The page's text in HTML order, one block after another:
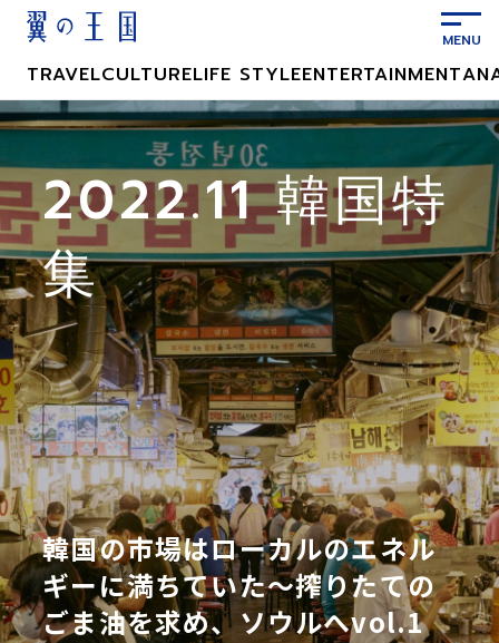
ン
ン
ツ
に
ス
キ
ッ
プ
TRAVELCULTURELIFE STYLEENTERTAINMENT
2022.11 韓国特
集
韓国の市場はローカルのエネル
ギーに満ちていた～搾りたての
ごま油を求め、ソウルへvol.1